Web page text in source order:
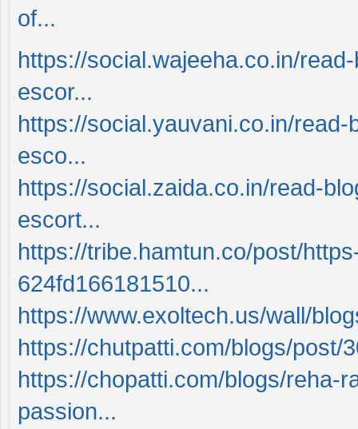
of...
https://social.wajeeha.co.in/
escor...
https://social.yauvani.co.in/
esco...
https://social.zaida.co.in/read-
escort...
https://tribe.hamtun.co/post/
624fd166181510...
https://www.exoltech.us/wall/
https://chutpatti.com/blogs/post/
https://chopatti.com/blogs/reha-
passion...